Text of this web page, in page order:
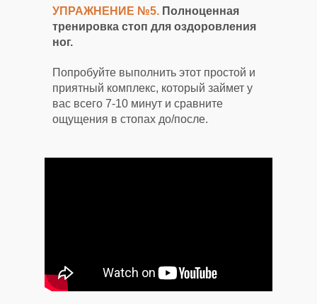
УПРАЖНЕНИЕ №5. Полноценная
тренировка стоп для оздоровления
ног.
Попробуйте выполнить этот простой и
приятный комплекс, который займет у
вас всего 7-10 минут и сравните
ощущения в стопах до/после.